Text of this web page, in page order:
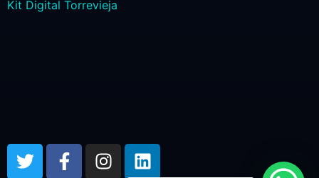
Kit Digital Torrevieja